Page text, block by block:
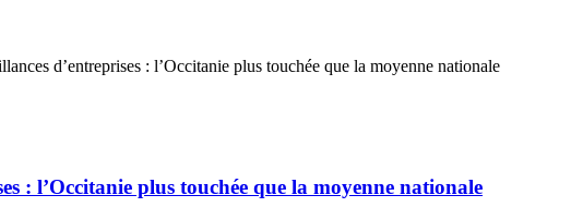
: l’Occitanie plus touchée que la moyenne nationale